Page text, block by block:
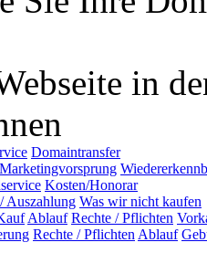
in
Domaintransfer
Marketingvorsprung
Kosten/Honorar
Auszahlung Was wir nicht kaufen
Ablauf Rechte / Pflichten
Rechte / Pflichten Ablauf